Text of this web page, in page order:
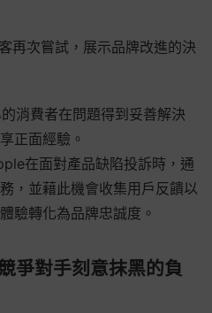
再次嘗試，展示品牌改進的決
的消費者在問題得到妥善解決
正面經驗。
在面對產品缺陷投訴時，通
，並藉此機會收集用戶反饋以
驗轉化為品牌忠誠度。
爭對手刻意抹黑的負